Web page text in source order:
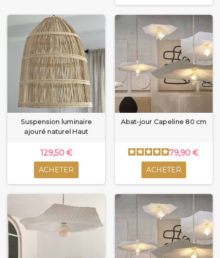
Suspension luminaire
ajouré naturel Haut
129,50 €
ACHETER
Abat-jour Capeline 80 cm
79,90 €
ACHETER